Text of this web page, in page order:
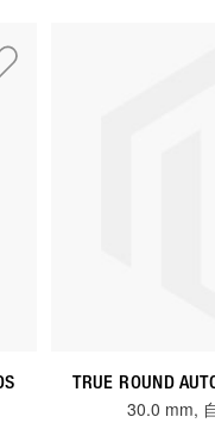
TRUE ROUND
30.0 mm,